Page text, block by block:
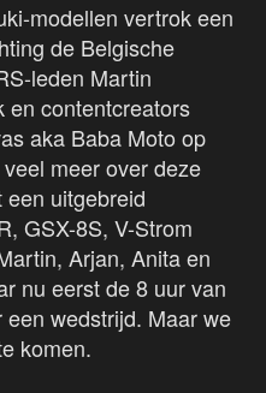
modellen vertrok een
de Belgische
leden Martin
en contentcreators
aka Baba Moto op
meer over deze
uitgebreid
GSX-8S, V-Strom
Arjan, Anita en
nu eerst de 8 uur van
wedstrijd. Maar we
komen.